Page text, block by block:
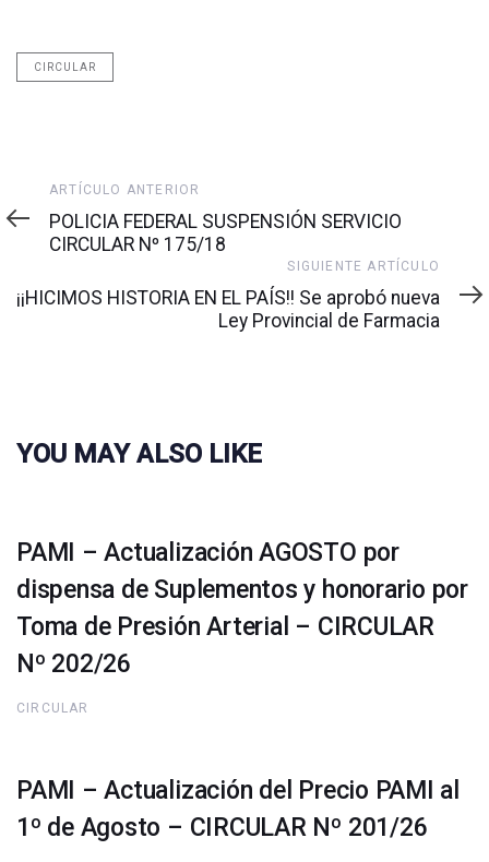
CIRCULAR
Artículo
anterior
ARTÍCULO ANTERIOR
POLICIA FEDERAL SUSPENSIÓN SERVICIO
CIRCULAR Nº 175/18
artículo
SIGUIENTE ARTÍCULO
¡¡HICIMOS HISTORIA EN EL PAÍS!! Se aprobó nueva
Ley Provincial de Farmacia
YOU MAY ALSO LIKE
PAMI – Actualización AGOSTO por
dispensa de Suplementos y honorario por
Toma de Presión Arterial – CIRCULAR
Nº 202/26
CIRCULAR
PAMI – Actualización del Precio PAMI al
1º de Agosto – CIRCULAR Nº 201/26